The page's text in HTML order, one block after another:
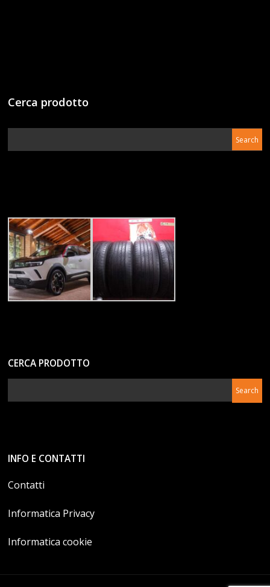
Cerca prodotto
CERCA PRODOTTO
INFO E CONTATTI
Contatti
Informatica Privacy
Informatica cookie